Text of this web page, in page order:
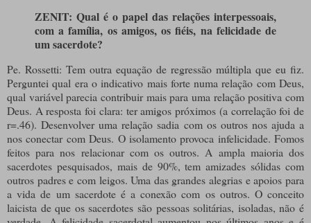
ZENIT: Qual é o papel das relações interpessoais,
com a família, os amigos, os fiéis, na felicidade de
um sacerdote?
Pe. Rossetti: Tem outra equação de regressão múltipla que eu fiz.
Perguntei qual era o indicativo mais forte numa relação com Deus,
qual variável parecia contribuir mais para uma relação positiva com
Deus. A resposta foi clara: ter amigos próximos (a correlação foi de
r=.46). Desenvolver uma relação sadia com os outros nos ajuda a
nos conectar com Deus. O isolamento provoca infelicidade. Fomos
feitos para nos relacionar com os outros. A ampla maioria dos
sacerdotes pesquisados, mais de 90%, tem amizades sólidas com
outros padres e com leigos. Uma das grandes alegrias e apoios para
a vida de um sacerdote é a conexão com os outros. O conceito
laicista de que os sacerdotes são pessoas solitárias, isoladas, não é